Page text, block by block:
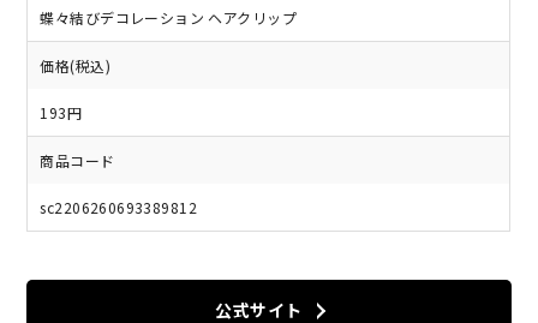
蝶々結びデコレーション ヘアクリップ
価格(税込)
193円
商品コード
sc2206260693389812
公式サイト